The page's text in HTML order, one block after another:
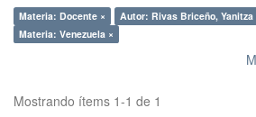
Materia: Docente ×
Autor: Rivas Briceño, Yanitza
Materia: Venezuela ×
Mostrando ítems 1-1 de 1